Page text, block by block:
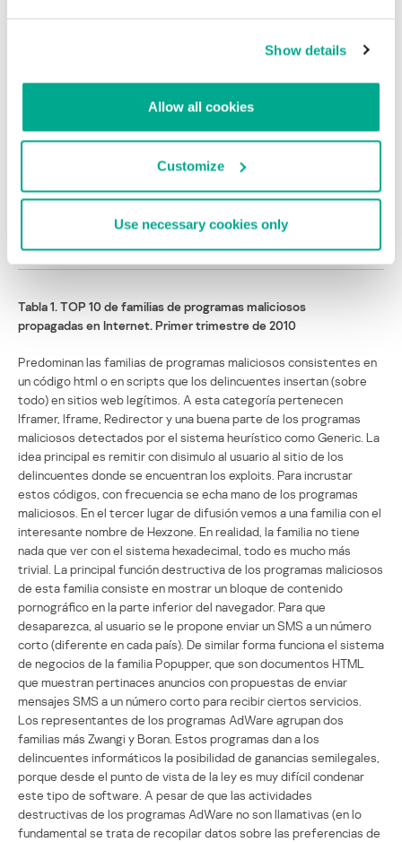
Show details
Allow all cookies
Customize
Use necessary cookies only
3,08%
8 Iframe 2,63%
2,10%
11 Otros 49,32%
Tabla 1. TOP 10 de familias de programas maliciosos
propagadas en Internet. Primer trimestre de 2010
Predominan las familias de programas maliciosos consistentes en
un código html o en scripts que los delincuentes insertan (sobre
todo) en sitios web legítimos. A esta categoría pertenecen
Iframer, Iframe, Redirector y una buena parte de los programas
maliciosos detectados por el sistema heurístico como Generic. La
idea principal es remitir con disimulo al usuario al sitio de los
delincuentes donde se encuentran los exploits. Para incrustar
estos códigos, con frecuencia se echa mano de los programas
maliciosos. En el tercer lugar de difusión vemos a una familia con el
interesante nombre de Hexzone. En realidad, la familia no tiene
nada que ver con el sistema hexadecimal, todo es mucho más
trivial. La principal función destructiva de los programas maliciosos
de esta familia consiste en mostrar un bloque de contenido
pornográfico en la parte inferior del navegador. Para que
desaparezca, al usuario se le propone enviar un SMS a un número
corto (diferente en cada país). De similar forma funciona el sistema
de negocios de la familia Popupper, que son documentos HTML
que muestran pertinaces anuncios con propuestas de enviar
mensajes SMS a un número corto para recibir ciertos servicios.
Los representantes de los programas AdWare agrupan dos
familias más Zwangi y Boran. Estos programas dan a los
delincuentes informáticos la posibilidad de ganancias semilegales,
porque desde el punto de vista de la ley es muy difícil condenar
este tipo de software. A pesar de que las actividades
destructivas de los programas AdWare no son llamativas (en lo
fundamental se trata de recopilar datos sobre las preferencias de